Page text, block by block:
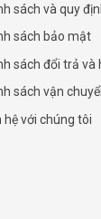
sách và quy
sách bảo mật
sách đổi trả và
sách vận
hệ với chúng tôi